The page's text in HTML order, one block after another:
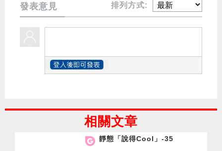
發表意見 排列方式:
相關文章
靜態「說得Cool」-35